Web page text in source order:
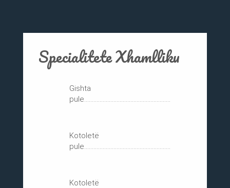
Specialitete Xhamlliku
Gishta
pule........................................................
Kotoletë
pule........................................................
Kotoletë